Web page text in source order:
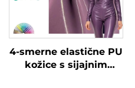
4-smerne elastične PU
kožice s sijajnim